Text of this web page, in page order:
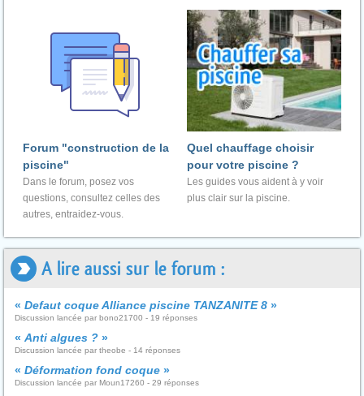
Forum "construction de la
piscine"
Dans le forum, posez vos
questions, consultez celles des
autres, entraidez-vous.
Quel chauffage choisir
pour votre piscine ?
Les guides vous aident à y voir
plus clair sur la piscine.
A lire aussi sur le forum :
« Defaut coque Alliance piscine TANZANITE 8 »
Discussion lancée par bono21700 - 19 réponses
« Anti algues ? »
Discussion lancée par theobe - 14 réponses
« Déformation fond coque »
Discussion lancée par Moun17260 - 29 réponses